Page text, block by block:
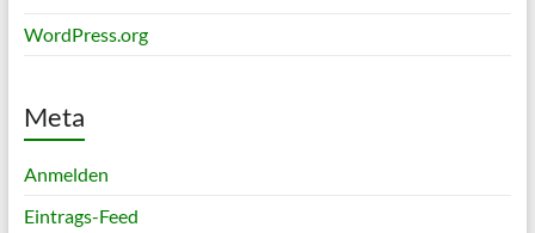
WordPress.org
Meta
Anmelden
Eintrags-Feed